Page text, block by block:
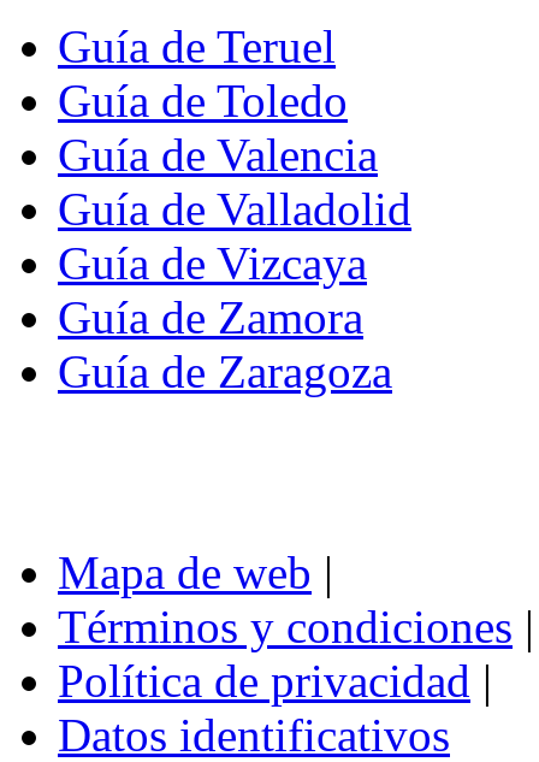
Guía de Teruel
Guía de Toledo
Guía de Valencia
Guía de Valladolid
Guía de Vizcaya
Guía de Zamora
Guía de Zaragoza
Mapa de web |
Términos y condiciones |
Política de privacidad |
Datos identificativos